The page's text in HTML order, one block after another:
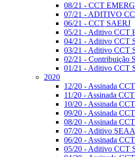
08/21 - CCT
07/21 - ADITIVO
06/21 - CCT SAERJ
05/21 - Aditivo CCT
04/21 - Aditivo CCT
03/21 - Aditivo CCT
02/21 - Contribuição
01/21 - Aditivo CCT
2020
12/20 - Assinada
11/20 - Assinada
10/20 - Assinada
09/20 - Assinada
08/20 - Assinada
07/20 - Aditivo
06/20 - Assinada
05/20 - Aditivo CCT